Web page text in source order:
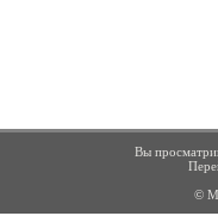
Вы
©